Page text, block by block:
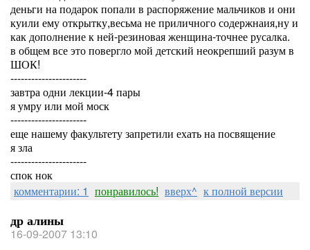
деньги на подарок попали в распоряжение мальчиков и они
куили ему открытку,весьма не приличного содержнаия,ну и
как дополнение к ней-резиновая женщина-точнее русалка.
в общем все это повергло мой детский неокрепший разум в
ШОК!
----------------------
завтра одни лекции-4 пары
я умру или мой моск
----------------------
еще нашему факультету запретили ехать на посвящение
я зла
----------------------
спок нок
комментарии: 1 понравилось! вверх^ к полной версии
др алины
16-09-2007 13:10